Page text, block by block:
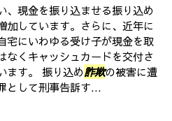
、現金を振り込ませる振り込め
加しています。さらに、近年に
宅にいわゆる受け子が現金を取
なくキャッシュカードを交付さ
ます。 振り込め詐欺の被害に遭
として刑事告訴す...